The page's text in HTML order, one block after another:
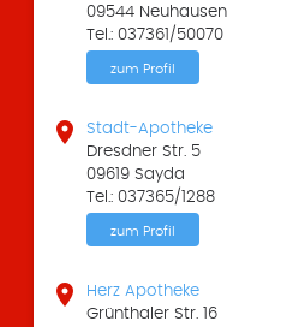
09544 Neuhausen
Tel.: 037361/50070
zum Profil

Stadt-Apotheke
Dresdner Str. 5
09619 Sayda
Tel.: 037365/1288
zum Profil

Herz Apotheke
Grünthaler Str. 16